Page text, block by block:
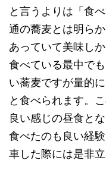
と言うよりは「食
通の蕎麦とは明ら
あっていて美味し
食べている最中で
い蕎麦ですが量的
と食べられます。
良い感じの昼食と
食べたのも良い経
車した際には是非